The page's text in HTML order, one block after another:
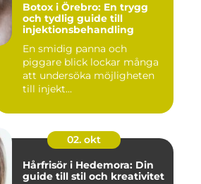
Botox i Örebro: En trygg
och tydlig guide till
injektionsbehandling
En smidig panna och
piggare blick lockar många
att undersöka möjligheten
till injekt...
02. okt
Hårfrisör i Hedemora: Din
guide till stil och kreativitet